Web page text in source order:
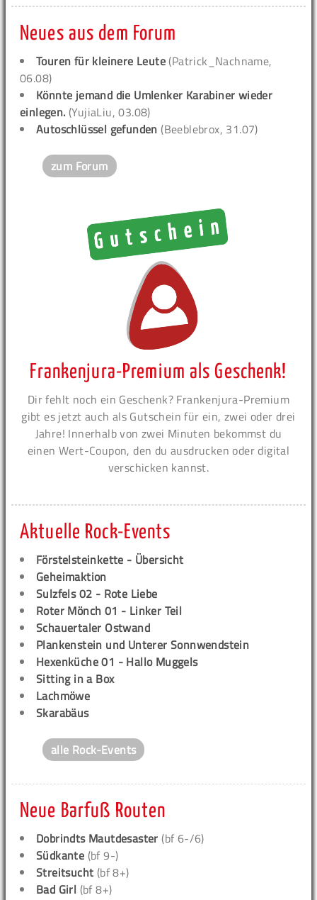
Neues aus dem Forum
Touren für kleinere Leute (Patrick_Nachname,
06.08)
Könnte jemand die Umlenker Karabiner wieder
einlegen. (YujiaLiu, 03.08)
Autoschlüssel gefunden (Beeblebrox, 31.07)
zum Forum
Frankenjura-Premium als Geschenk!
Dir fehlt noch ein Geschenk? Frankenjura-Premium
gibt es jetzt auch als Gutschein für ein, zwei oder drei
Jahre! Innerhalb von zwei Minuten bekommst du
einen Wert-Coupon, den du ausdrucken oder digital
verschicken kannst.
Aktuelle Rock-Events
Förstelsteinkette - Übersicht
Geheimaktion
Sulzfels 02 - Rote Liebe
Roter Mönch 01 - Linker Teil
Schauertaler Ostwand
Plankenstein und Unterer Sonnwendstein
Hexenküche 01 - Hallo Muggels
Sitting in a Box
Lachmöwe
Skarabäus
alle Rock-Events
Neue Barfuß Routen
Dobrindts Mautdesaster (bf 6-/6)
Südkante (bf 9-)
Streitsucht (bf 8+)
Bad Girl (bf 8+)